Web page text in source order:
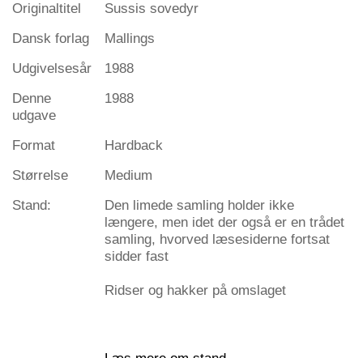
Originaltitel
Sussis sovedyr
Dansk forlag
Mallings
Udgivelsesår
1988
Denne
udgave
1988
Format
Hardback
Størrelse
Medium
Stand:
Den limede samling holder ikke
længere, men idet der også er en trådet
samling, hvorved læsesiderne fortsat
sidder fast
Ridser og hakker på omslaget